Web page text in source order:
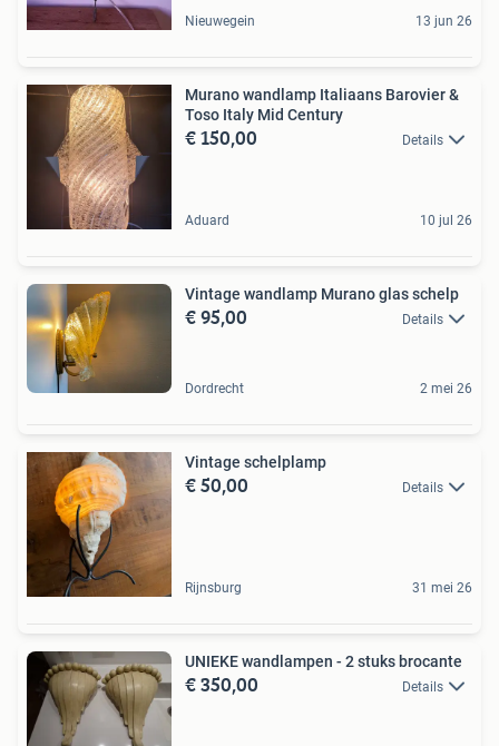
Nieuwegein 13 jun 26
Murano wandlamp Italiaans Barovier &
Toso Italy Mid Century
€ 150,00 Details
Aduard 10 jul 26
Vintage wandlamp Murano glas schelp
€ 95,00 Details
Dordrecht 2 mei 26
Vintage schelplamp
€ 50,00 Details
Rijnsburg 31 mei 26
UNIEKE wandlampen - 2 stuks brocante
€ 350,00 Details